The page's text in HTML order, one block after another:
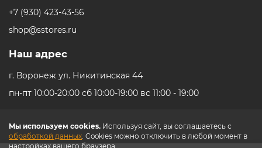
присоединяются новые участники — все они будто
находятся на расстоянии вытянутой руки.
созданное Apple
Apple Vision Pro — результат десятилетий опыта
разработки высокопроизводительных мобильных
амбициозном продукте компании Apple. Он объединяет
передовые технологии в компактном формате
Мы используем cookies. Используя сайт, вы соглашаетесь с
обработкой данных. Cookies можно отключить в любой момент в
настройках вашего браузера.
+7 (930) 423-43-56
shop@sstores.ru
Наш адрес
г. Воронеж ул. Никитинская 44
пн-пт 10:00-20:00 сб 10:00-19:00 вс 11:00 - 19:00